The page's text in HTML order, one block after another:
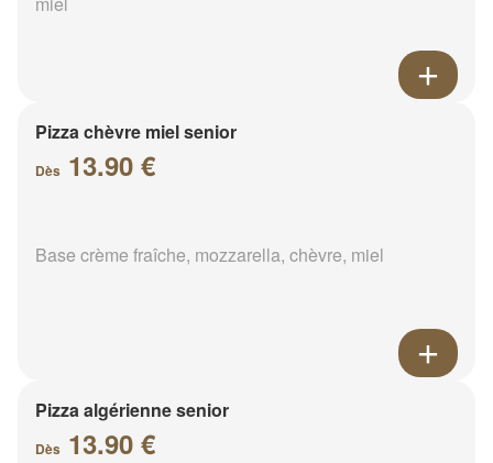
Pizza chèvre miel senior
Dès 13.90 €
Base crème fraîche, mozzarella, chèvre, miel
Pizza algérienne senior
Dès 13.90 €